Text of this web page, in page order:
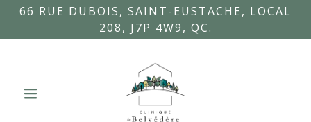
66 RUE DUBOIS, SAINT-EUSTACHE, LOCAL
208, J7P 4W9, QC.